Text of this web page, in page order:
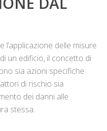
l’applicazione delle misure
un edificio, il concetto di
sia azioni specifiche
di rischio sia
dei danni alle
stessa.